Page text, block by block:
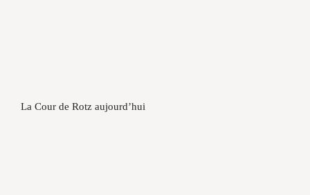
La Cour de Rotz aujourd’hui